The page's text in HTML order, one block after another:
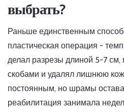
выбрать?
Раньше единственным
пластическая операция -
делал разрезы длиной 5-7 см,
скобами и удалял лишнюю
постоянным, но шрамы
реабилитация занимала